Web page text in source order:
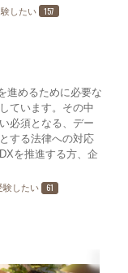
したい 157
進めるために必要な
ています。その中
必須となる、デー
する法律への対応
を推進する方、企
験したい 61